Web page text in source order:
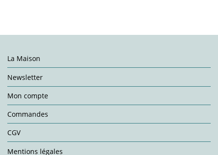
La Maison
Newsletter
Mon compte
Commandes
CGV
Mentions légales